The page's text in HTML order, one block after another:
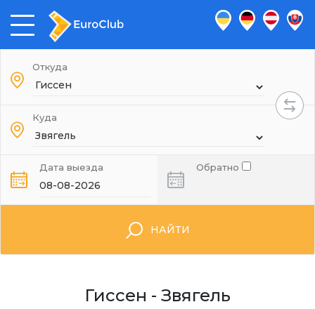
Откуда
Куда
Дата выезда Обратно
НАЙТИ
Гиссен - Звягель